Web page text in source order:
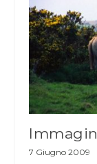
7 Giugno 2009